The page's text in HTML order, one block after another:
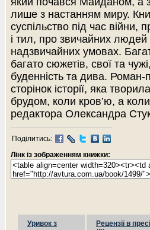
лише з настанням миру.
суспільство під час війни,
і тил, про звичайних людей
надзвичайних умовах.
багато сюжетів, свої та
буденність та дива.
сторінок історії, яка
брудом, коли кров’ю, а
редактора Олександра
Поділитись:
Лінк із зображенням книжки:
Уривок з
Рецензії в пресі